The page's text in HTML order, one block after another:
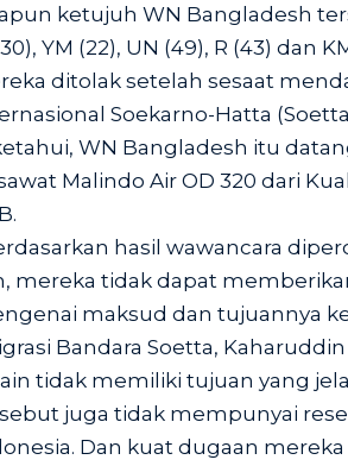
ketujuh WN Bangladesh
YM (22), UN (49), R (43) dan
ditolak setelah sesaat
Soekarno-Hatta
WN Bangladesh itu
Malindo Air OD 320 dari
hasil wawancara
mereka tidak dapat
maksud dan tujuannya
Bandara Soetta, Kaharuddin
tidak memiliki tujuan yang
juga tidak mempunyai
Dan kuat dugaan